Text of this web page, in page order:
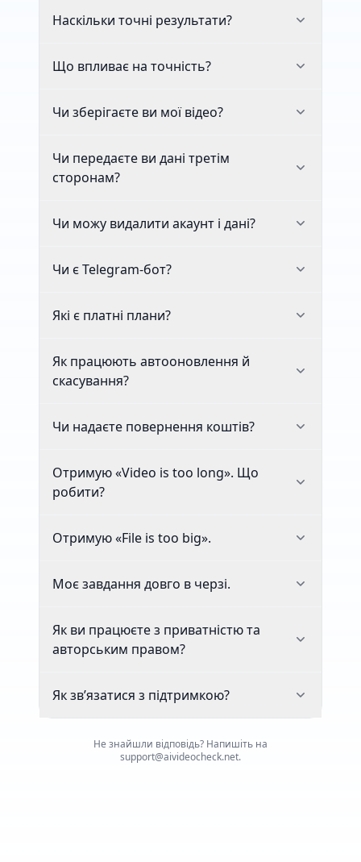
Наскільки точні результати?
Що впливає на точність?
Чи зберігаєте ви мої відео?
Чи передаєте ви дані третім
сторонам?
Чи можу видалити акаунт і дані?
Чи є Telegram-бот?
Які є платні плани?
Як працюють автооновлення й
скасування?
Чи надаєте повернення коштів?
Отримую «Video is too long». Що
робити?
Отримую «File is too big».
Моє завдання довго в черзі.
Як ви працюєте з приватністю та
авторським правом?
Як зв’язатися з підтримкою?
Не знайшли відповідь? Напишіть на
support@aivideocheck.net.